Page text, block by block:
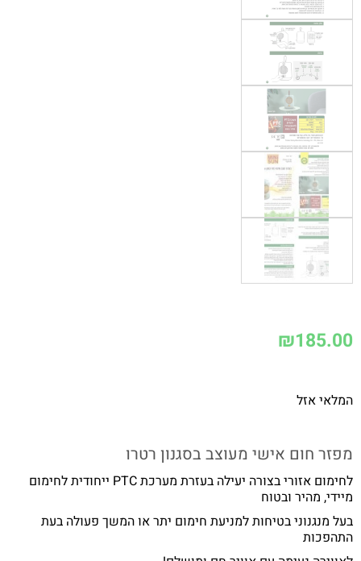
₪185.00
המלאי אזל
מפזר חום אישי מעוצב בסגנון רטרו
לחימום אזורי בצורה יעילה בעזרת מערכת PTC ייחודית לחימום
מיידי, מהיר ובטוח
בעל מנגנוני בטיחות למניעת חימום יתר או המשך פעולה בעת
התהפכות